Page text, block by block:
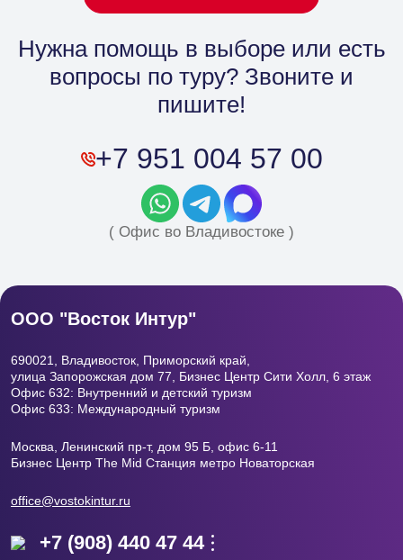
Нужна помощь в выборе или есть
вопросы по туру? Звоните и
пишите!
+7 951 004 57 00
( Офис во Владивостоке )
ООО "Восток Интур"
690021, Владивосток, Приморский край,
улица Запорожская дом 77, Бизнес Центр Сити Холл, 6 этаж
Офис 632: Внутренний и детский туризм
Офис 633: Международный туризм
Москва, Ленинский пр-т, дом 95 Б, офис 6-11
Бизнес Центр The Mid Станция метро Новаторская
office@vostokintur.ru
+7 (908) 440 47 44